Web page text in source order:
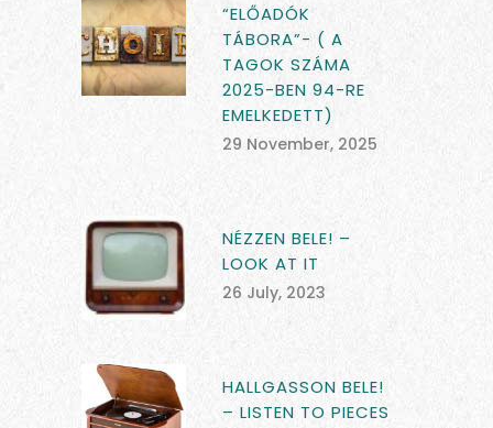
“ELŐADÓK
TÁBORA”- ( A
TAGOK SZÁMA
2025-BEN 94-RE
EMELKEDETT)
29 November, 2025
NÉZZEN BELE! –
LOOK AT IT
26 July, 2023
HALLGASSON BELE!
– LISTEN TO PIECES